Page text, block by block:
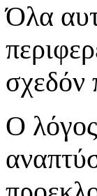
Όλα
σχεδόν
Ο λόγος